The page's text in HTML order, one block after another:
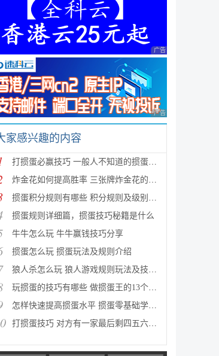
广告 商业广告，理性
广告 商业广告，理性
家感兴趣的内容
打掼蛋必赢技巧 一般人不知道的掼蛋技巧
炸金花如何提高胜率 三张牌炸金花的必胜口诀一览
掼蛋积分规则有哪些 积分规则及级别介绍
掼蛋规则详细篇，掼蛋技巧秘籍是什么
牛牛怎么玩 牛牛赢钱技巧分享
掼蛋怎么玩 掼蛋玩法及规则介绍
狼人杀怎么玩 狼人游戏规则玩法及技巧分享
玩掼蛋的技巧有哪些 做掼蛋王的13个技巧分享
怎样快速提高掼蛋水平 掼蛋零基础学习技巧分享
打掼蛋技巧 对方有一家最后剩四五六张牌的应对方法